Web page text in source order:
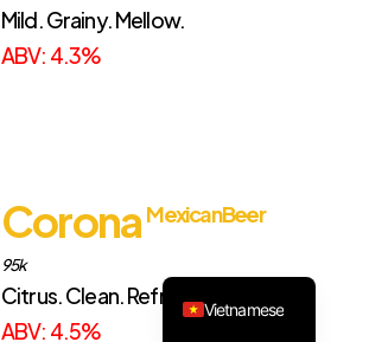
Mild. Grainy. Mellow.
ABV: 4.3%
Corona Mexican Beer
95k
Citrus. Clean. Refreshing.
ABV: 4.5%
Vietnamese